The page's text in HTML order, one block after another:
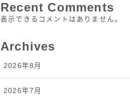
Recent Comments
表示できるコメントはありません。
Archives
2026年8月
2026年7月